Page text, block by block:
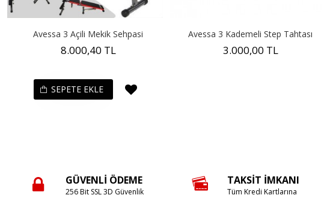
Avessa 3 Açili Mekik Sehpasi
8.000,40 TL
SEPETE EKLE
Avessa 3 Kademeli Step Tahtası
3.000,00 TL
GÜVENLI ÖDEME
256 Bit SSL 3D Güvenlik
TAKSIT İMKANI
Tüm Kredi Kartlarına